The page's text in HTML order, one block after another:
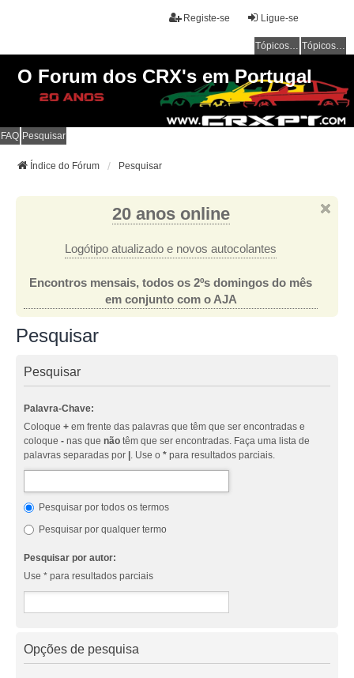
Ligue-se
Registe-se
Tópicos sem resposta Tópicos ativos
O Forum dos CRX's em Portugal
FAQ Pesquisar
Índice do Fórum Pesquisar
20 anos online
Logótipo atualizado e novos autocolantes
Encontros mensais, todos os 2ºs domingos do mês
em conjunto com o AJA
Pesquisar
Pesquisar
Palavra-Chave:
Coloque + em frente das palavras que têm que ser encontradas e
coloque - nas que não têm que ser encontradas. Faça uma lista de
palavras separadas por |. Use o * para resultados parciais.
Pesquisar por todos os termos
Pesquisar por qualquer termo
Pesquisar por autor:
Use * para resultados parciais
Opções de pesquisa